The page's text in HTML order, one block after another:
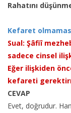
Rahatını
Kefaret
Sual: Şâfiî
sadece cinsel
Eğer ilişkiden
kefareti
CEVAP
Evet, doğrudur.